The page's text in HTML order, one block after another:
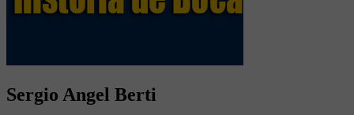
Sergio Angel Berti